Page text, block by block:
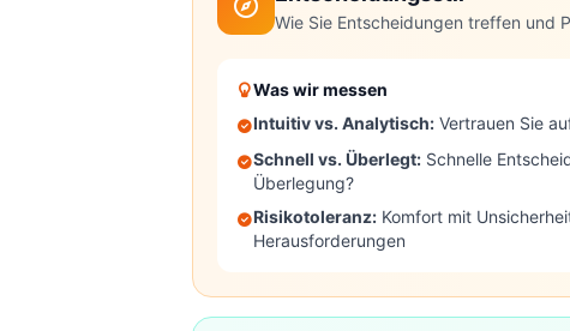
Wie Sie Entscheidungen treffen und
Was wir messen
Intuitiv vs. Analytisch: Vertrauen Sie
Schnell vs. Überlegt: Schnelle
Überlegung?
Risikotoleranz: Komfort mit
Herausforderungen